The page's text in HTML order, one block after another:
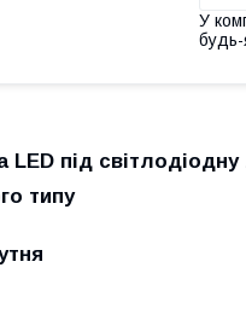
У
будь-
LED під
типу